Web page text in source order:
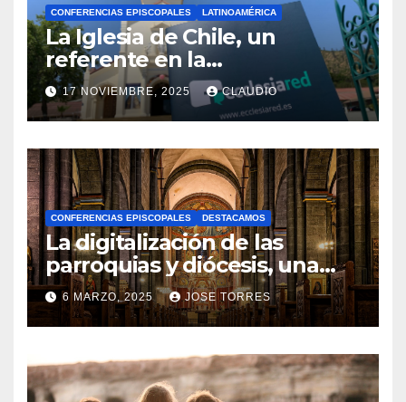
CONFERENCIAS EPISCOPALES LATINOAMÉRICA
La Iglesia de Chile, un
referente en la
transformación digital
gracias a Ecclesiared
17 NOVIEMBRE, 2025 CLAUDIO
N
O
H
A
Y
C
O
M
N
T
CONFERENCIAS EPISCOPALES DESTACAMOS
La digitalización de las
parroquias y diócesis, una
realidad ya para el futuro de
la Iglesia
6 MARZO, 2025 JOSE TORRES
N
O
H